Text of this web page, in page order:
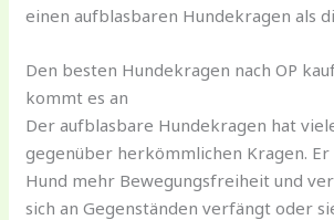
einen aufblasbaren Hundekragen als
Den besten Hundekragen nach OP
kommt es an
Der aufblasbare Hundekragen hat
gegenüber herkömmlichen Kragen.
Hund mehr Bewegungsfreiheit und
sich an Gegenständen verfängt oder